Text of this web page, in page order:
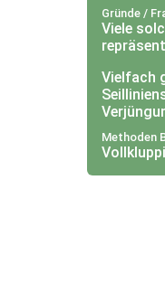
Gründe /
Viele
Vielfach
Seillinie
Methoden